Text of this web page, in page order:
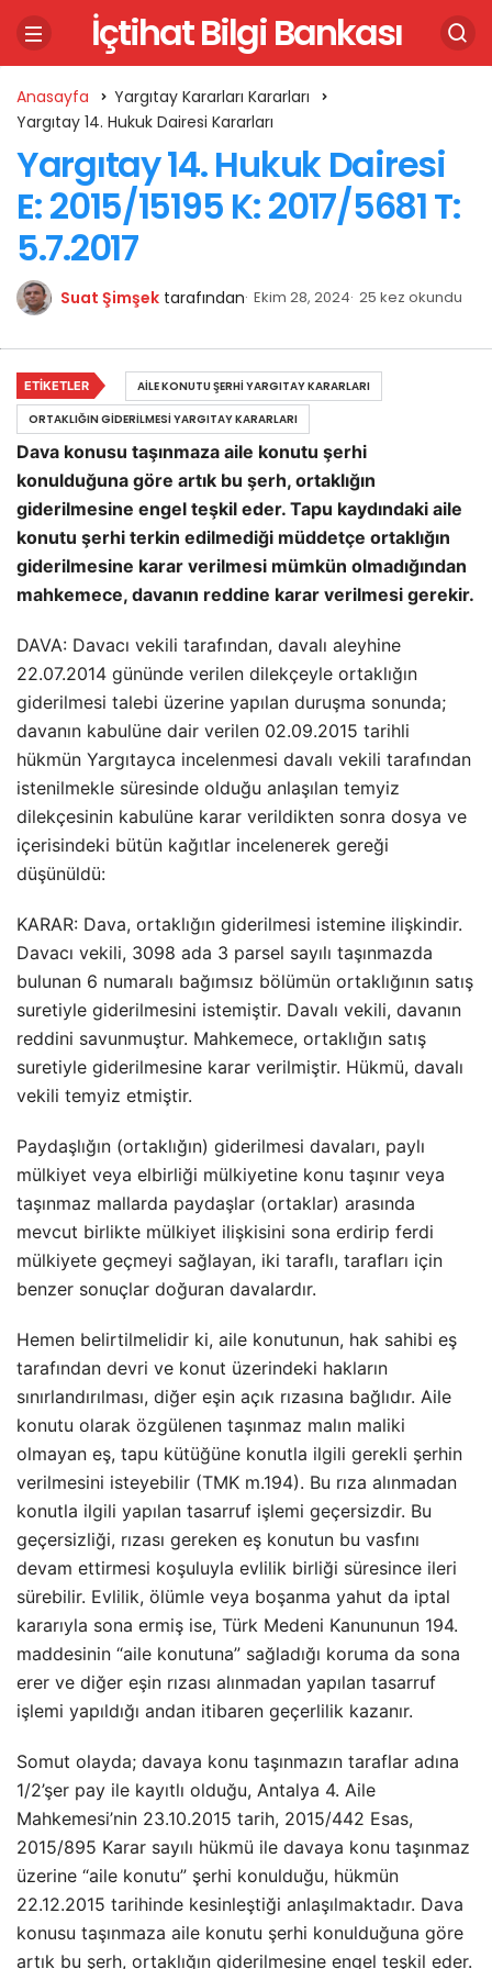
İçtihat Bilgi Bankası
Anasayfa
Yargıtay Kararları Kararları
Yargıtay 14. Hukuk Dairesi Kararları
Yargıtay 14. Hukuk Dairesi
E: 2015/15195 K: 2017/5681 T:
5.7.2017
Suat Şimşek tarafından Ekim 28, 2024 25 kez okundu
Dava konusu taşınmaza aile konutu şerhi
konulduğuna göre artık bu şerh, ortaklığın
giderilmesine engel teşkil eder. Tapu kaydındaki aile
konutu şerhi terkin edilmediği müddetçe ortaklığın
giderilmesine karar verilmesi mümkün olmadığından
mahkemece, davanın reddine karar verilmesi gerekir.
DAVA: Davacı vekili tarafından, davalı aleyhine
22.07.2014 gününde verilen dilekçeyle ortaklığın
giderilmesi talebi üzerine yapılan duruşma sonunda;
davanın kabulüne dair verilen 02.09.2015 tarihli
hükmün Yargıtayca incelenmesi davalı vekili tarafından
istenilmekle süresinde olduğu anlaşılan temyiz
dilekçesinin kabulüne karar verildikten sonra dosya ve
içerisindeki bütün kağıtlar incelenerek gereği
düşünüldü:
KARAR: Dava, ortaklığın giderilmesi istemine ilişkindir.
Davacı vekili, 3098 ada 3 parsel sayılı taşınmazda
bulunan 6 numaralı bağımsız bölümün ortaklığının satış
suretiyle giderilmesini istemiştir. Davalı vekili, davanın
reddini savunmuştur. Mahkemece, ortaklığın satış
suretiyle giderilmesine karar verilmiştir. Hükmü, davalı
vekili temyiz etmiştir.
Paydaşlığın (ortaklığın) giderilmesi davaları, paylı
mülkiyet veya elbirliği mülkiyetine konu taşınır veya
taşınmaz mallarda paydaşlar (ortaklar) arasında
mevcut birlikte mülkiyet ilişkisini sona erdirip ferdi
mülkiyete geçmeyi sağlayan, iki taraflı, tarafları için
benzer sonuçlar doğuran davalardır.
Hemen belirtilmelidir ki, aile konutunun, hak sahibi eş
tarafından devri ve konut üzerindeki hakların
sınırlandırılması, diğer eşin açık rızasına bağlıdır. Aile
konutu olarak özgülenen taşınmaz malın maliki
olmayan eş, tapu kütüğüne konutla ilgili gerekli şerhin
verilmesini isteyebilir (TMK m.194). Bu rıza alınmadan
konutla ilgili yapılan tasarruf işlemi geçersizdir. Bu
geçersizliği, rızası gereken eş konutun bu vasfını
devam ettirmesi koşuluyla evlilik birliği süresince ileri
sürebilir. Evlilik, ölümle veya boşanma yahut da iptal
kararıyla sona ermiş ise, Türk Medeni Kanununun 194.
maddesinin “aile konutuna” sağladığı koruma da sona
erer ve diğer eşin rızası alınmadan yapılan tasarruf
işlemi yapıldığı andan itibaren geçerlilik kazanır.
Somut olayda; davaya konu taşınmazın taraflar adına
1/2’şer pay ile kayıtlı olduğu, Antalya 4. Aile
Mahkemesi’nin 23.10.2015 tarih, 2015/442 Esas,
2015/895 Karar sayılı hükmü ile davaya konu taşınmaz
üzerine “aile konutu” şerhi konulduğu, hükmün
22.12.2015 tarihinde kesinleştiği anlaşılmaktadır. Dava
konusu taşınmaza aile konutu şerhi konulduğuna göre
artık bu şerh, ortaklığın giderilmesine engel teşkil eder.
ETIKETLER
AILE KONUTU ŞERHI YARGITAY KARARLARI
ORTAKLIĞIN GIDERILMESI YARGITAY KARARLARI